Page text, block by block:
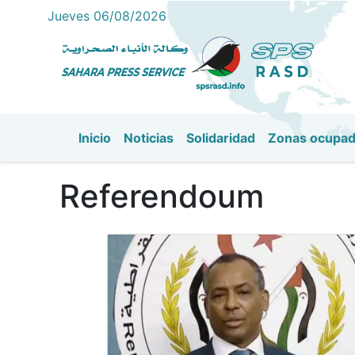
Jueves 06/08/2026
Inicio Noticias Solidaridad Zonas
Referendoum